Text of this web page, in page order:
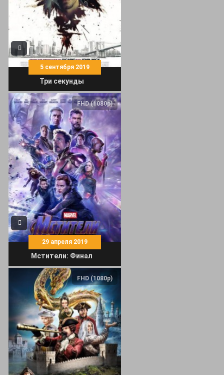
5 сентября 2019
Три секунды
FHD (1080p)
29 апреля 2019
Мстители: Финал
FHD (1080p)